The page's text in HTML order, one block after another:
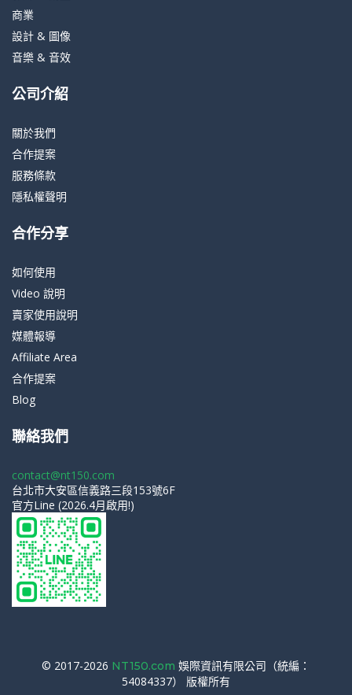
商業
設計 & 圖像
音樂 & 音效
公司介紹
關於我們
合作提案
服務條款
隱私權聲明
合作分享
如何使用
Video 說明
賣家使用說明
媒體報導
Affiliate Area
合作提案
Blog
聯絡我們
contact@nt150.com
台北市大安區信義路三段153號6F
官方Line (2026.4月啟用!)
© 2017-2026 NT150.com 娛際資訊有限公司（統編：
54084337） 版權所有